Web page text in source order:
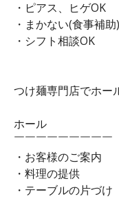
・ピアス、ヒゲOK
・まかない(食事補助
・シフト相談OK
つけ麺専門店でホー
ホール
￣￣￣￣￣￣￣￣￣
・お客様のご案内
・料理の提供
・テーブルの片づけ